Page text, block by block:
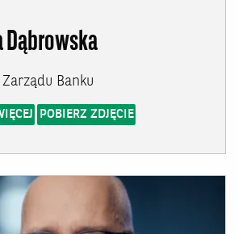
Dąbrowska
Banku
POBIERZ ZDJĘCIE